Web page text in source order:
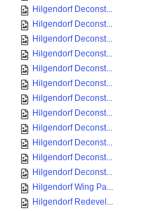
Hilgendorf Deconst...
Hilgendorf Deconst...
Hilgendorf Deconst...
Hilgendorf Deconst...
Hilgendorf Deconst...
Hilgendorf Deconst...
Hilgendorf Deconst...
Hilgendorf Deconst...
Hilgendorf Deconst...
Hilgendorf Deconst...
Hilgendorf Deconst...
Hilgendorf Deconst...
Hilgendorf Wing Pa...
Hilgendorf Redevel...